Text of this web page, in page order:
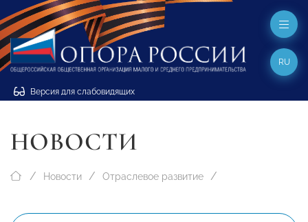
Версия для слабовидящих
RU
НОВОСТИ
Новости Отраслевое развитие